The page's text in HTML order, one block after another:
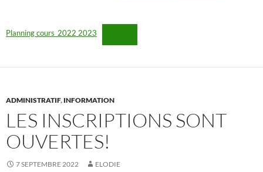
Planning cours_2022 2023
ADMINISTRATIF, INFORMATION
LES INSCRIPTIONS SONT
OUVERTES!
7 SEPTEMBRE 2022 ELODIE